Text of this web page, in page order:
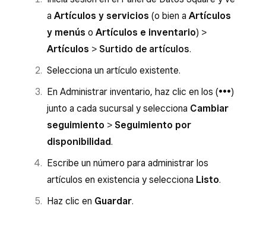
a Artículos y servicios (o bien a Artículos
y menús o Artículos e inventario) >
Artículos > Surtido de artículos.
Selecciona un artículo existente.
En Administrar inventario, haz clic en los (•••)
junto a cada sucursal y selecciona Cambiar
seguimiento > Seguimiento por
disponibilidad.
Escribe un número para administrar los
artículos en existencia y selecciona Listo.
Haz clic en Guardar.